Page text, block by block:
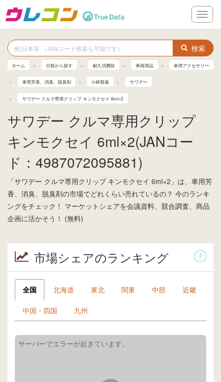
メ
ニ
ー
検索
ホーム 分類から探す 耐久消費財 車両用品 車用アクセサリー
車用芳香、消臭、脱臭剤 小林製薬 サワデー
サワデー クルマ専用クリップ キンモクセイ 6ml×2
サワデー クルマ専用クリップ
キンモクセイ 6ml×2(JANコー
ド：4987072095881)
「サワデー クルマ専用クリップ キンモクセイ 6ml×2」は、車用芳
香、消臭、脱臭剤の市場でどれくらい売れているの？ 今のランキ
ングをチェック！ マーケットシェアを会議資料、競合調査、商品
企画に活かそう！ (無料)
市場シェアのランキング
全国 北海道 東北 関東 中部 近畿
中国・四国 九州